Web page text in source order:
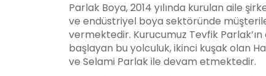
Parlak Boya, 2014 yılında kurulan aile
ve endüstriyel boya sektöründe
vermektedir. Kurucumuz Tevfik
başlayan bu yolculuk, ikinci kuşak olan
ve Selami Parlak ile devam etmektedir.